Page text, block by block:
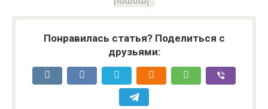
Понравилась статья? Поделиться с
друзьями: